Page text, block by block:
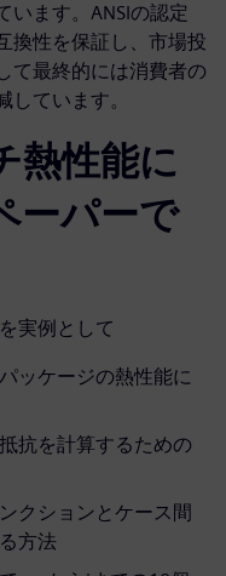
います。ANSIの認定
換性を保証し、市場投
て最終的には消費者の
ています。
熱性能に
ーパーで
実例として
ッケージの熱性能に
抗を計算するための
クションとケース間
方法